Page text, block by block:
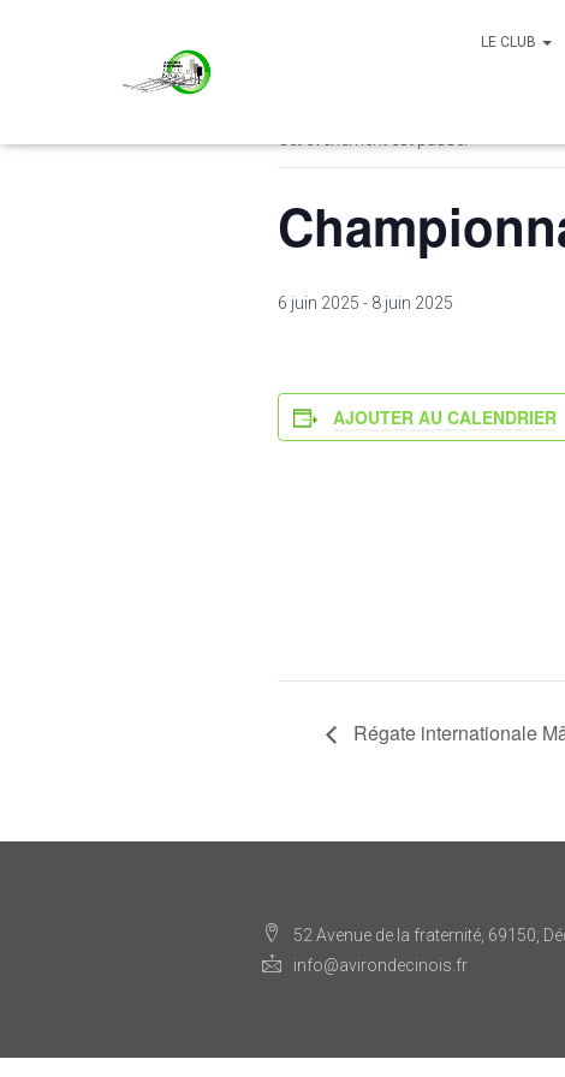
LE CLUB
6 juin 2025 - 8 juin 2025
AJOUTER AU CALENDRIER
Régate internationale
52 Avenue de la fraternité, 69150,
info@avirondecinois.fr